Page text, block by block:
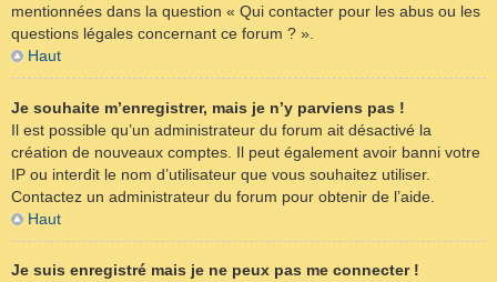
mentionnées dans la question « Qui contacter pour les abus ou les
questions légales concernant ce forum ? ».
Haut
Je souhaite m’enregistrer, mais je n’y parviens pas !
Il est possible qu’un administrateur du forum ait désactivé la
création de nouveaux comptes. Il peut également avoir banni votre
IP ou interdit le nom d’utilisateur que vous souhaitez utiliser.
Contactez un administrateur du forum pour obtenir de l’aide.
Haut
Je suis enregistré mais je ne peux pas me connecter !